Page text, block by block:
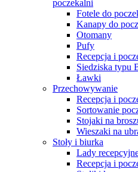
poczekalni
Fotele do
Kanapy do
Otomany
Pufy
Recepcja i
Siedziska typu
Ławki
Przechowywanie
Recepcja i
Sortowanie
Stojaki na
Wieszaki na
Stoły i biurka
Lady
Recepcja i